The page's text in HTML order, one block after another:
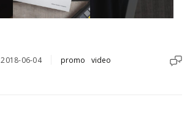
2018-06-04 promo video